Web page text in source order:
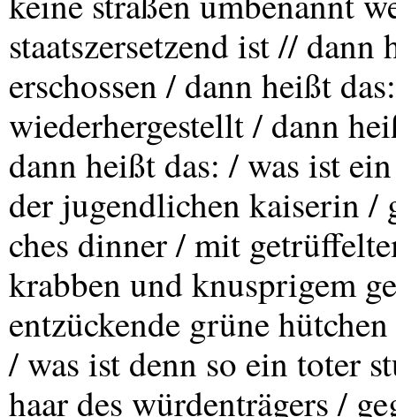
staatszersetzend ist //
erschossen / dann heißt
wiederhergestellt / dann
dann heißt das: / was ist
der jugendlichen kaiserin /
ches dinner / mit
krabben und knusprigem
entzückende grüne
/ was ist denn so ein toter
haar des würdenträgers /